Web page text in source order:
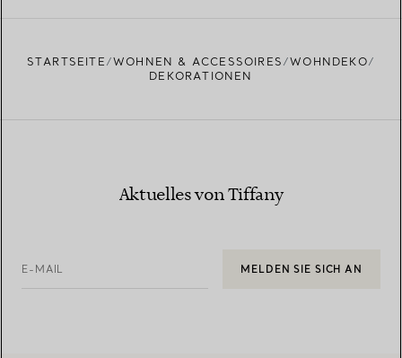
STARTSEITE WOHNEN & ACCESSOIRES
WOHNDEKO
DEKORATIONEN
Aktuelles von Tiffany
E-MAIL MELDEN SIE SICH AN